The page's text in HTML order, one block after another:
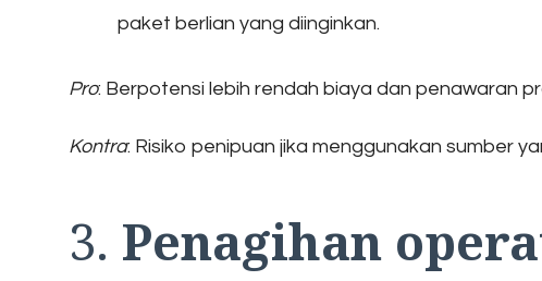
paket berlian yang diinginkan.
Pro: Berpotensi lebih rendah biaya dan penawaran
Kontra: Risiko penipuan jika menggunakan sumber
3. Penagihan